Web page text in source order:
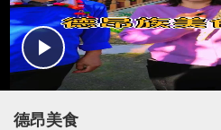
P
l
德昂美食